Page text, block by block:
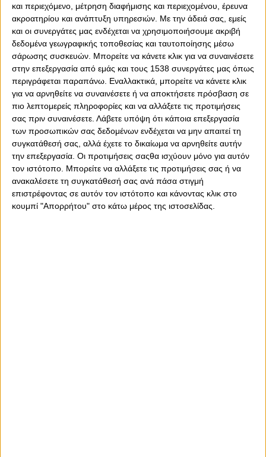
και περιεχόμενο, μέτρηση διαφήμισης και περιεχομένου, έρευνα
ακροατηρίου και ανάπτυξη υπηρεσιών. Με την άδειά σας, εμείς
και οι συνεργάτες μας ενδέχεται να χρησιμοποιήσουμε ακριβή
δεδομένα γεωγραφικής τοποθεσίας και ταυτοποίησης μέσω
σάρωσης συσκευών. Μπορείτε να κάνετε κλικ για να συναινέσετε
στην επεξεργασία από εμάς και τους 1538 συνεργάτες μας όπως
περιγράφεται παραπάνω. Εναλλακτικά, μπορείτε να κάνετε κλικ
για να αρνηθείτε να συναινέσετε ή να αποκτήσετε πρόσβαση σε
πιο λεπτομερείς πληροφορίες και να αλλάξετε τις προτιμήσεις
σας πριν συναινέσετε. Λάβετε υπόψη ότι κάποια επεξεργασία
των προσωπικών σας δεδομένων ενδέχεται να μην απαιτεί τη
συγκατάθεσή σας, αλλά έχετε το δικαίωμα να αρνηθείτε αυτήν
την επεξεργασία. Οι προτιμήσεις σαςθα ισχύουν μόνο για αυτόν
τον ιστότοπο. Μπορείτε να αλλάξετε τις προτιμήσεις σας ή να
ανακαλέσετε τη συγκατάθεσή σας ανά πάσα στιγμή
επιστρέφοντας σε αυτόν τον ιστότοπο και κάνοντας κλικ στο
κουμπί "Απορρήτου" στο κάτω μέρος της ιστοσελίδας.
Πέρασε μία εβδομάδα από την ημέρα που ο Ολυμπιακός
κατέκτησε τη Euroleague μέσα στο ΟΑΚΑ και η
διοργανώτρια αρχή δημοσίευσε ένα βίντεο αφιέρωμα
στον πρωταθλητή Ευρώπης, τον Θρύλο!
Ένα βίντεο διάρκειας άνω των δύο λεπτών, με
πανηγυρισμούς των «ερυθρόλευκων», με φάσεις από τον
τελικό, αλλά και το τελετουργικό πριν από τον μεγάλο
αγώνα, αλλά και την ατάκα του Εβάν Φουρνιέ για τη
συνέχεια και την κατάκτηση του πρωταθλήματος στην
Ελλάδα...